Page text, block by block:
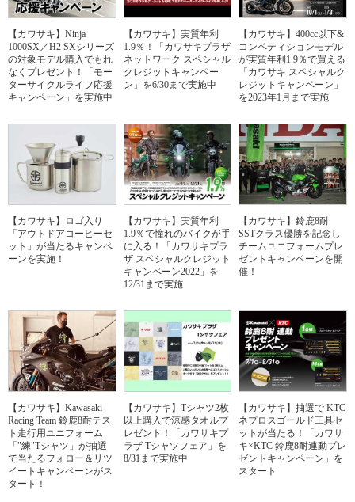
【カワサキ】Ninja
1000SX／H2 SXシリーズ
の対象モデル購入でもれ
なくプレゼント！「モー
ターサイクルライフ応援
キャンペーン」を実施中
【カワサキ】実質年利
1.9％！「カワサキプラザ
ネットワーク スペシャル
クレジットキャンペー
ン」を6/30まで実施中
【カワサキ】400cc以下&
コンペティションモデル
が実質年利1.9％で買える
「カワサキ スペシャルク
レジットキャンペーン」
を2023年1月まで実施
【カワサキ】ロゴ入り
「アウトドアコーヒーセ
ット」が当たるキャンペ
ーンを実施！
【カワサキ】実質年利
1.9％で憧れのバイクが手
に入る！「カワサキプラ
ザ スペシャルクレジット
キャンペーン2022」を
12/31まで実施
【カワサキ】鈴鹿8耐
SSTクラス優勝を記念し
チームユニフォームプレ
ゼントキャンペーンを開
催！
【カワサキ】Kawasaki
Racing Team 鈴鹿8耐テス
ト走行用ユニフォーム
「"練"Tシャツ」が抽選
で当たるフォロー＆リツ
イートキャンペーンがス
タート！
【カワサキ】Tシャツ2枚
以上購入で涼感タオルプ
レゼント！「カワサキプ
ラザ Tシャツフェア」を
8/31まで実施中
【カワサキ】抽選で KTC
ネプロスゴールド工具セ
ットが当たる！「カワサ
キ×KTC 鈴鹿8耐連動プレ
ゼントキャンペーン」を
スタート